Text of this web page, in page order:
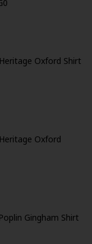
Oxford Shirt
Oxford
Gingham Shirt